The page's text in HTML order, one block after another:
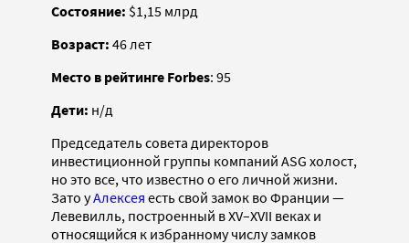
Состояние: $1,15 млрд
Возраст: 46 лет
Место в рейтинге Forbes: 95
Дети: н/д
Председатель совета директоров
инвестиционной группы компаний ASG холост,
но это все, что известно о его личной жизни.
Зато уАлексея есть свой замок во Франции —
Левевилль, построенный в XV–XVII веках и
относящийся к избранному числу замков